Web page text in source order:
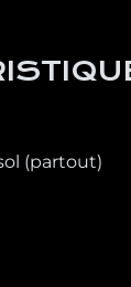
(partout)